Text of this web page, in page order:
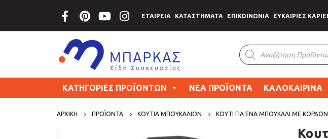
ΕΤΑΙΡΕΙΑ ΚΑΤΑΣΤΗΜΑΤΑ ΕΠΙΚΟΙΝΩΝΙΑ ΕΥΚΑΙΡΙΕΣ
Products
search
ΚΑΤΗΓΟΡΙΕΣ ΠΡΟΪΟΝΤΩΝ ΝΕΑ ΠΡΟΪΟΝΤΑ ΚΑΛΟΚΑΙΡΙΝΑ
ΑΡΧΙΚΗ ΠΡΟΪΟΝΤΑ ΚΟΥΤΙΑ ΜΠΟΥΚΑΛΙΩΝ ΚΟΥΤΊ ΓΙΑ ΈΝΑ ΜΠΟΥΚΆΛΙ ΜΕ